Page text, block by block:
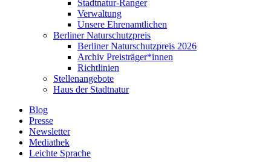
Stadtnatur-Ranger
Verwaltung
Unsere Ehrenamtlichen
Berliner Naturschutzpreis
Berliner Naturschutzpreis 2026
Archiv Preisträger*innen
Richtlinien
Stellenangebote
Haus der Stadtnatur
Blog
Presse
Newsletter
Mediathek
Leichte Sprache